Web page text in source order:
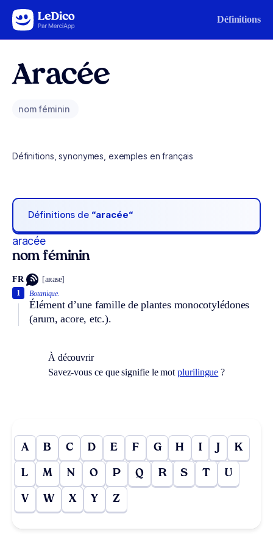
Aller au contenu Définitions
Aracée
nom féminin
Définitions, synonymes, exemples en français
Définitions de “aracée“
aracée
nom féminin
FR [aʀase]
Botanique.
Élément d’une famille de plantes monocotylédones
(arum, acore, etc.).
1
À découvrir
Savez-vous ce que signifie le motplurilingue ?
A B C D E F G H I J K
L M N O P Q R S T U
V W X Y Z